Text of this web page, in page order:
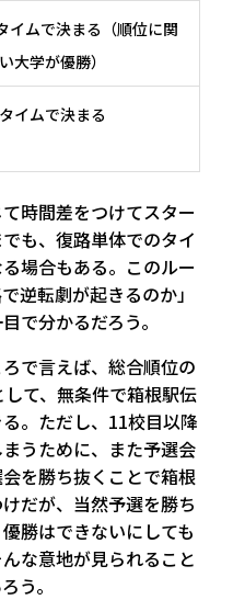
イムで決まる（順位に関
大学が優勝）
イムで決まる
時間差をつけてスター
も、復路単体でのタイ
場合もある。このルー
逆転劇が起きるのか」
で分かるだろう。
で言えば、総合順位の
て、無条件で箱根駅伝
。ただし、11校目以降
うために、また予選会
を勝ち抜くことで箱根
だが、当然予選を勝ち
勝はできないにしても
な意地が見られること
う。